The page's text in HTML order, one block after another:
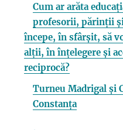
Cum ar arăta
profesorii, părinții
începe, în sfârșit, să
alții, în înțelegere și
reciprocă?
Turneu Madrigal și
Constanța